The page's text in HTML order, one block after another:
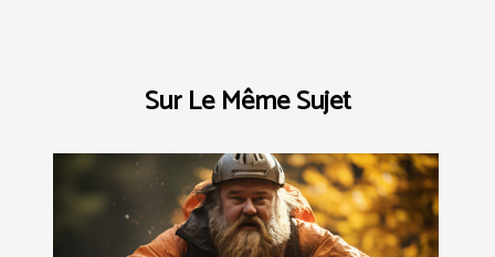
Sur Le Même Sujet